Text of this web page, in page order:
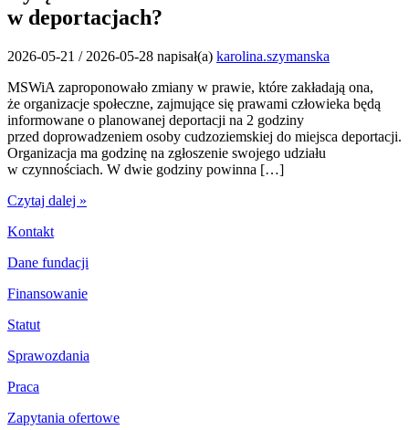
w deportacjach?
2026-05-21 / 2026-05-28 napisał(a) karolina.szymanska
MSWiA zaproponowało zmiany w prawie, które zakładają ona,
że organizacje społeczne, zajmujące się prawami człowieka będą
informowane o planowanej deportacji na 2 godziny
przed doprowadzeniem osoby cudzoziemskiej do miejsca deportacji.
Organizacja ma godzinę na zgłoszenie swojego udziału
w czynnościach. W dwie godziny powinna […]
Czytaj dalej »
Kontakt
Dane fundacji
Finansowanie
Statut
Sprawozdania
Praca
Zapytania ofertowe